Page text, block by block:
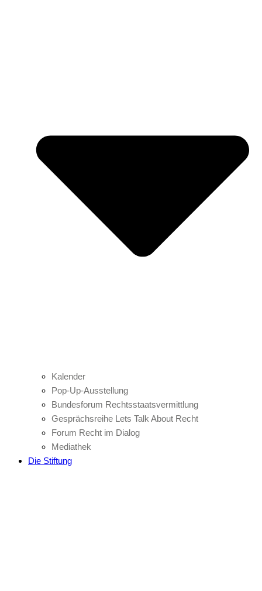
Kalender
Pop-Up-Ausstellung
Bundesforum Rechtsstaatsvermittlung
Gesprächsreihe Lets Talk About Recht
Forum Recht im Dialog
Mediathek
Die Stiftung